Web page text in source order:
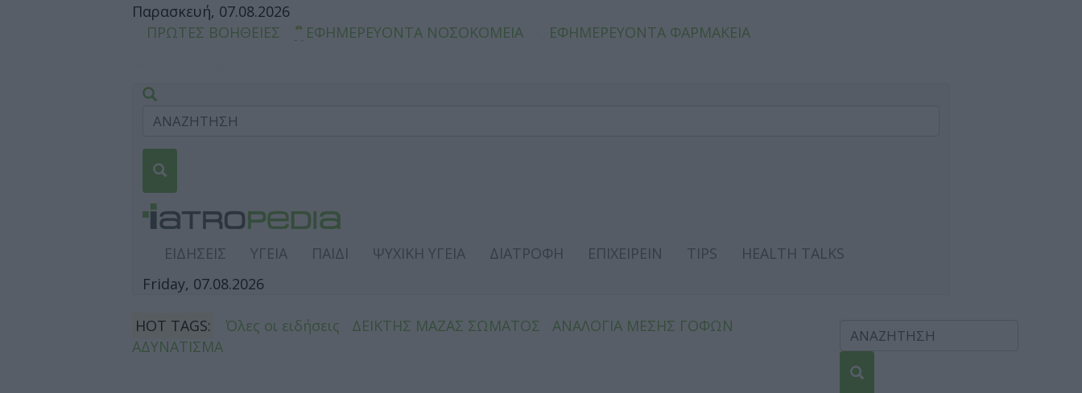
Παρασκευή, 07.08.2026
ΠΡΩΤΕΣ ΒΟΗΘΕΙΕΣ
ΕΦΗΜΕΡΕΥΟΝΤΑ ΝΟΣΟΚΟΜΕΙΑ ΕΦΗΜΕΡΕΥΟΝΤΑ ΦΑΡΜΑΚΕΙΑ
ΕΙΔΗΣΕΙΣ ΥΓΕΙΑ ΠΑΙΔΙ ΨΥΧΙΚΗ ΥΓΕΙΑ ΔΙΑΤΡΟΦΗ ΕΠΙΧΕΙΡΕΙΝ TIPS
HEALTH TALKS
Friday, 07.08.2026
HOT TAGS: Όλες οι ειδήσεις ΔΕΙΚΤΗΣ ΜΑΖΑΣ ΣΩΜΑΤΟΣ
ΑΝΑΛΟΓΙΑ ΜΕΣΗΣ ΓΟΦΩΝ
ΑΔΥΝΑΤΙΣΜΑ